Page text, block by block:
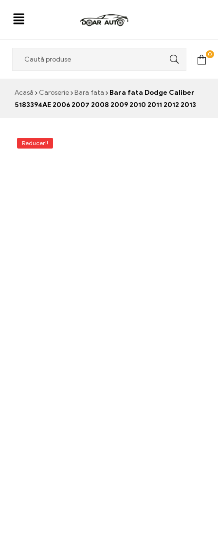
0
Acasă Caroserie Bara fata
Bara fata Dodge Caliber
5183394AE 2006 2007 2008 2009 2010 2011 2012 2013
Reduceri!